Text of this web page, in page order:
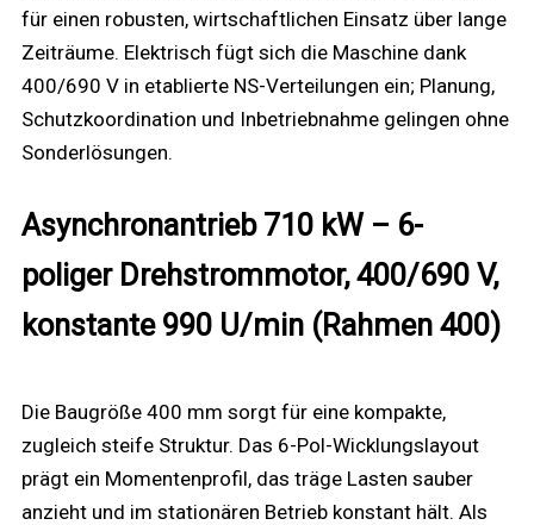
für einen robusten, wirtschaftlichen Einsatz über lange
Zeiträume. Elektrisch fügt sich die Maschine dank
400/690 V in etablierte NS-Verteilungen ein; Planung,
Schutzkoordination und Inbetriebnahme gelingen ohne
Sonderlösungen.
Asynchronantrieb 710 kW – 6-
poliger Drehstrommotor, 400/690 V,
konstante 990 U/min (Rahmen 400)
Die Baugröße 400 mm sorgt für eine kompakte,
zugleich steife Struktur. Das 6-Pol-Wicklungslayout
prägt ein Momentenprofil, das träge Lasten sauber
anzieht und im stationären Betrieb konstant hält. Als